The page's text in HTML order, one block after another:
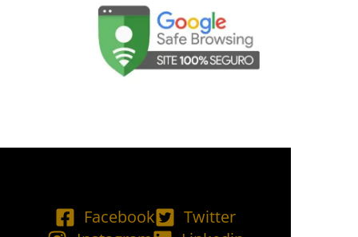
Facebook
Twitter